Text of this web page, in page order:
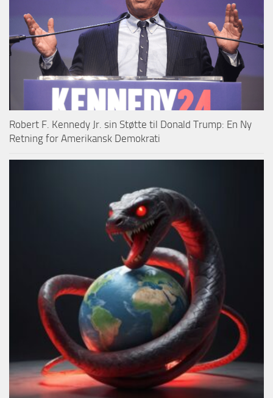
Robert F. Kennedy Jr. sin Støtte til Donald Trump: En Ny
Retning for Amerikansk Demokrati